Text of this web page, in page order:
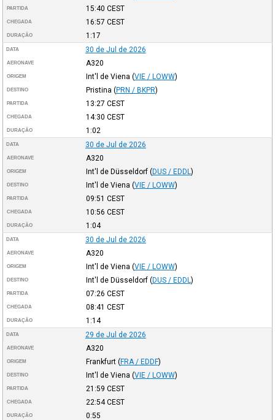
PARTIDA 15:40 CEST
CHEGADA 16:57 CEST
DURAÇÃO 1:17
DATA 30 de Jul de 2026
AERONAVE A320
ORIGEM Int'l de Viena (VIE / LOWW)
DESTINO Pristina (PRN / BKPR)
PARTIDA 13:27 CEST
CHEGADA 14:30 CEST
DURAÇÃO 1:02
DATA 30 de Jul de 2026
AERONAVE A320
ORIGEM Int'l de Düsseldorf (DUS / EDDL )
DESTINO Int'l de Viena (VIE / LOWW)
PARTIDA 09:51 CEST
CHEGADA 10:56 CEST
DURAÇÃO 1:04
DATA 30 de Jul de 2026
AERONAVE A320
ORIGEM Int'l de Viena (VIE / LOWW)
DESTINO Int'l de Düsseldorf (DUS / EDDL )
PARTIDA 07:26 CEST
CHEGADA 08:41 CEST
DURAÇÃO 1:14
DATA 29 de Jul de 2026
AERONAVE A320
ORIGEM Frankfurt (FRA / EDDF)
DESTINO Int'l de Viena (VIE / LOWW)
PARTIDA 21:59 CEST
CHEGADA 22:54CEST
DURAÇÃO 0:55